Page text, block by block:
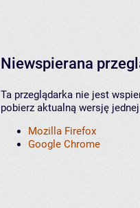
Niewspierana
Ta przeglądarka nie jest
pobierz aktualną wersję
Mozilla Firefox
Google Chrome